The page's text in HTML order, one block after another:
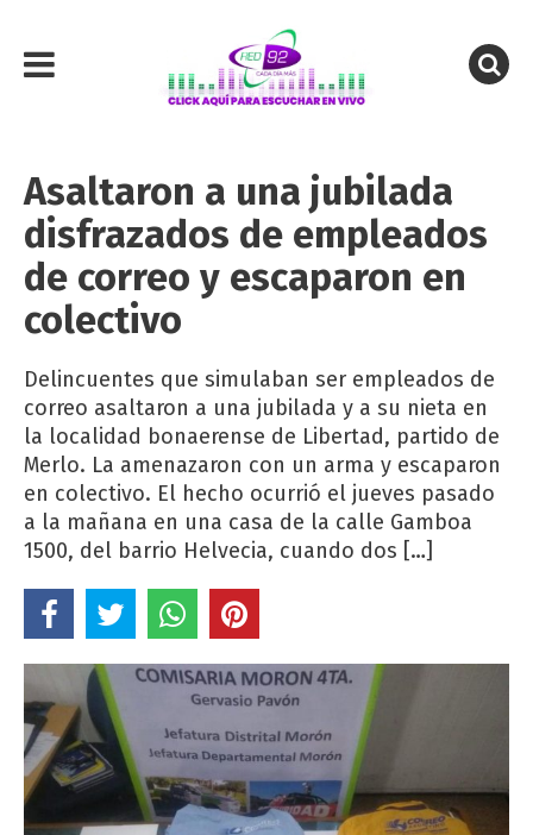
Asaltaron a una jubilada
disfrazados de empleados
de correo y escaparon en
colectivo
Delincuentes que simulaban ser empleados de
correo asaltaron a una jubilada y a su nieta en
la localidad bonaerense de Libertad, partido de
Merlo. La amenazaron con un arma y escaparon
en colectivo. El hecho ocurrió el jueves pasado
a la mañana en una casa de la calle Gamboa
1500, del barrio Helvecia, cuando dos […]